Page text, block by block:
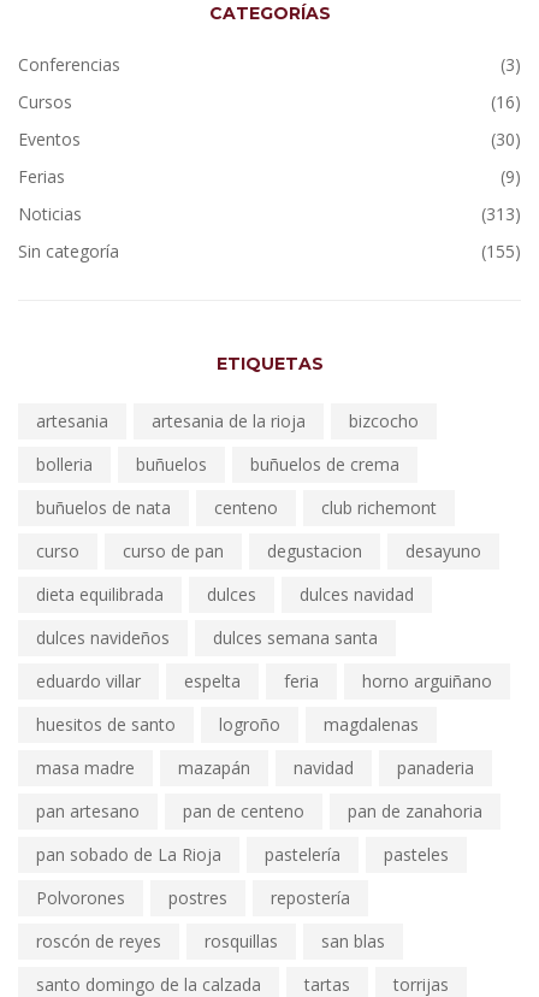
CATEGORÍAS
Conferencias
(3)
Cursos
(16)
Eventos
(30)
Ferias
(9)
Noticias
(313)
Sin categoría
(155)
ETIQUETAS
artesania artesania de la rioja
bizcocho
bolleria
buñuelos
buñuelos de crema
buñuelos de nata
centeno
club richemont
curso
curso de pan degustacion
desayuno
dieta equilibrada
dulces
dulces navidad
dulces navideños
dulces semana santa
eduardo villar
espelta feria
horno arguiñano
huesitos de santo
logroño
magdalenas
masa madre
mazapán navidad
panaderia
pan artesano
pan de centeno
pan de zanahoria
pan sobado de La Rioja
pastelería
pasteles
Polvorones
postres
repostería
roscón de reyes
rosquillas
san blas
santo domingo de la calzada
tartas
torrijas